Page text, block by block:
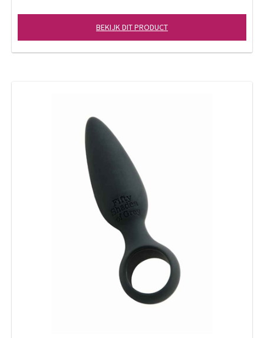
BEKIJK DIT PRODUCT